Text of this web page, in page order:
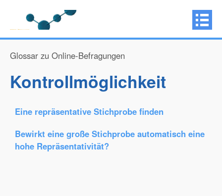
Glossar zu Online-Befragungen
Kontrollmöglichkeit
Eine repräsentative Stichprobe finden
Bewirkt eine große Stichprobe automatisch eine
hohe Repräsentativität?